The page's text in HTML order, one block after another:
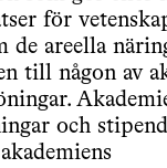
för
areella
till någon av
och